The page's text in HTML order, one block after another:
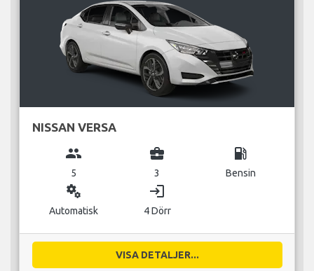
NISSAN VERSA
group
5
business_center
3
local_gas_station
Bensin
miscellaneous_services
Automatisk
login
4 Dörr
VISA DETALJER...